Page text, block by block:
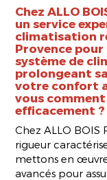
Chez ALLO
un service
climatisation
Provence pour
système de
prolongeant
votre confort
vous
efficacement ?
Chez ALLO BOIS
rigueur
mettons en
avancés pour